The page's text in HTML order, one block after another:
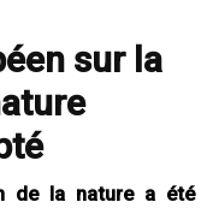
sur la
de la nature a été